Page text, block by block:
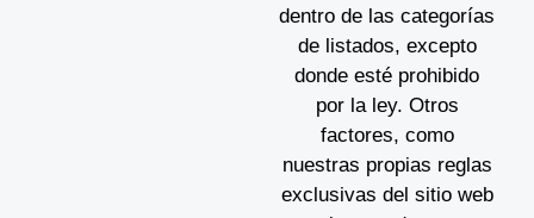
dentro de las categorías
de listados, excepto
donde esté prohibido
por la ley. Otros
factores, como
nuestras propias reglas
exclusivas del sitio web